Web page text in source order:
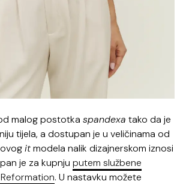
malog postotkaspandexa tako da je
tijela, a dostupan je u veličinama od
ovogitmodela nalik dizajnerskom iznosi
je za kupnjuputem službene
. U nastavku možete